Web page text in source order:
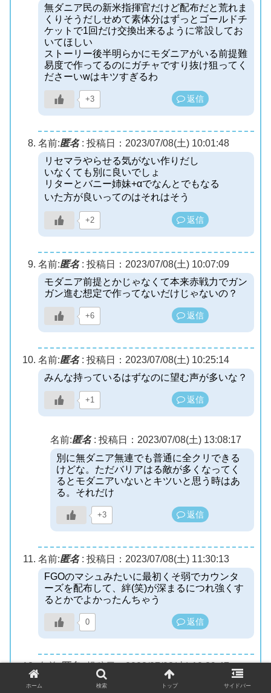
無ダニア民の新米指揮官だけど配布だと荒れま
くりそうだしせめて素体分はずっとゴールドチ
ケットで1回だけ交換出来るように常設してお
いてほしい
ストーリー後半明らかにモダニアがいる前提難
易度で作ってるのにガチャですり抜け狙ってく
ださーいwはキツすぎるわ
+3 返信
名前:匿名: 投稿日：2023/07/08(土) 10:01:48
リセマラやらせる気がない作りだし
いなくても別に良いでしょ
リターとバニー姉妹+αでなんとでもなる
いた方が良いってのはそれはそう
+2 返信
名前:匿名: 投稿日：2023/07/08(土) 10:07:09
モダニア前提とかじゃなくて本来赤戦力でガン
ガン進む想定で作ってないだけじゃないの？
+6 返信
名前:匿名: 投稿日：2023/07/08(土) 10:25:14
みんな持っているはずなのに望む声が多いな？
+1 返信
名前:匿名: 投稿日：2023/07/08(土) 13:08:17
別に無ダニア無連でも普通に全クリできる
けどな。ただバリアはる敵が多くなってく
るとモダニアいないとキツいと思う時はあ
る。それだけ
+3 返信
名前:匿名: 投稿日：2023/07/08(土) 11:30:13
FGOのマシュみたいに最初くそ弱でカウンタ
ーズを配布して、絆(笑)が深まるにつれ強くす
るとかでよかったんちゃう
0 返信
名前:匿名: 投稿日：2023/07/08(土) 12:39:47
モダニアいなくても22章クリア出来るんだか
ホーム 検索 トップ サイドバー